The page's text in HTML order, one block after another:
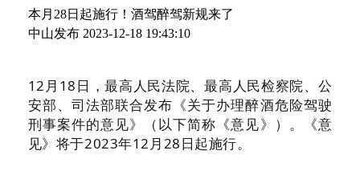
本月28日起施行！酒驾醉驾新规来了
中山发布 2023-12-18 19:43:10
12月18日，最高人民法院、最高人民检察院、公
安部、司法部联合发布《关于办理醉酒危险驾驶
刑事案件的意见》（以下简称《意见》）。《意
见》将于2023年12月28日起施行。